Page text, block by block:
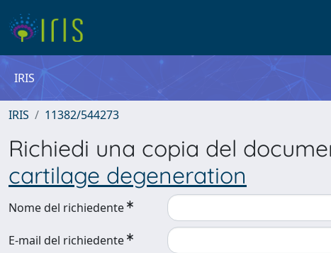
IRIS
IRIS 11382/544273
Richiedi una copia del
cartilage degeneration
Nome del richiedente
E-mail del richiedente